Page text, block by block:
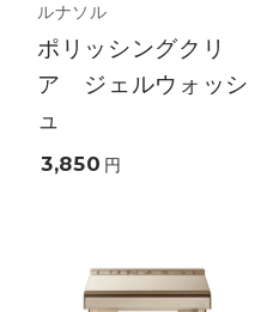
ルナソル
ポリッシングクリ
ア ジェルウォッシ
ュ
3,850 円